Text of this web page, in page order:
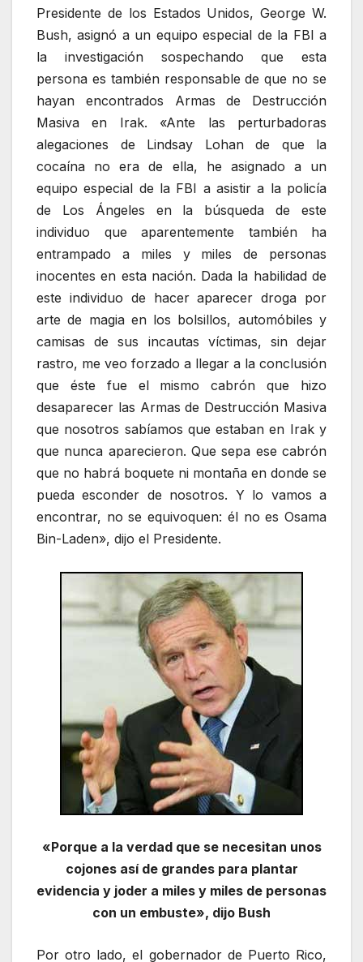
Presidente de los Estados Unidos, George W.
Bush, asignó a un equipo especial de la FBI a
la investigación sospechando que esta
persona es también responsable de que no se
hayan encontrados Armas de Destrucción
Masiva en Irak. «Ante las perturbadoras
alegaciones de Lindsay Lohan de que la
cocaína no era de ella, he asignado a un
equipo especial de la FBI a asistir a la policía
de Los Ángeles en la búsqueda de este
individuo que aparentemente también ha
entrampado a miles y miles de personas
inocentes en esta nación. Dada la habilidad de
este individuo de hacer aparecer droga por
arte de magia en los bolsillos, automóbiles y
camisas de sus incautas víctimas, sin dejar
rastro, me veo forzado a llegar a la conclusión
que éste fue el mismo cabrón que hizo
desaparecer las Armas de Destrucción Masiva
que nosotros sabíamos que estaban en Irak y
que nunca aparecieron. Que sepa ese cabrón
que no habrá boquete ni montaña en donde se
pueda esconder de nosotros. Y lo vamos a
encontrar, no se equivoquen: él no es Osama
Bin-Laden», dijo el Presidente.
«Porque a la verdad que se necesitan unos
cojones así de grandes para plantar
evidencia y joder a miles y miles de personas
con un embuste», dijo Bush
Por otro lado, el gobernador de Puerto Rico,